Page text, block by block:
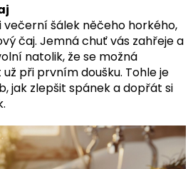
večerní šálek něčeho horkého,
čaj. Jemná chuť vás zahřeje a
natolik, že se možná
při prvním doušku. Tohle je
jak zlepšit spánek a dopřát si